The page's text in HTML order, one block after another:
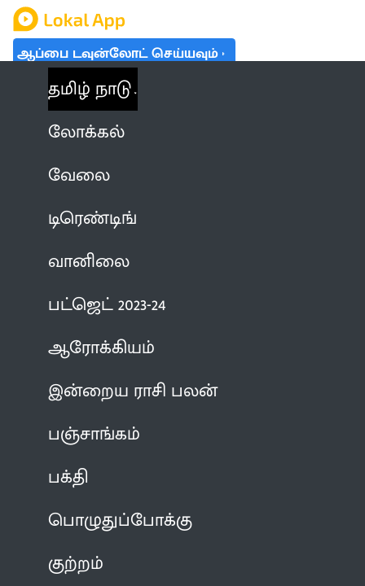
ஆப்பை டவுன்லோட் செய்யவும்
தமிழ் நாடு
லோக்கல்
வேலை
டிரெண்டிங்
வானிலை
பட்ஜெட் 2023-24
ஆரோக்கியம்
இன்றைய ராசி பலன்
பஞ்சாங்கம்
பக்தி
பொழுதுப்போக்கு
குற்றம்